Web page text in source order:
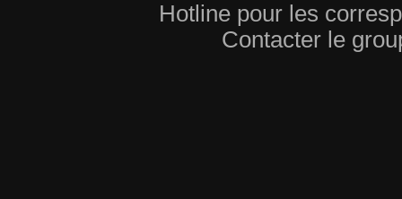
Hotline pour les
Contacter le